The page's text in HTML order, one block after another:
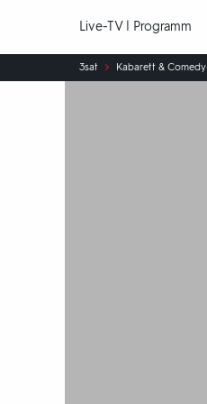
Live-TV | Programm
Sie
sind
3sat Kabarett & Comedy